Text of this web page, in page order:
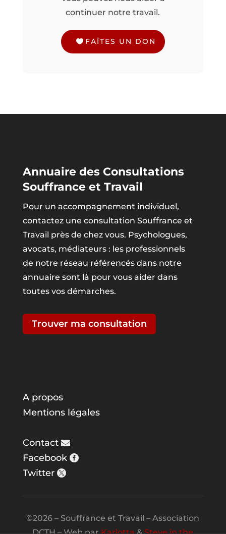
continuer notre travail.
FAÎTES UN DON
Annuaire des Consultations
Souffrance et Travail
Pour un accompagnement individuel,
contactez une consultation Souffrance et
Travail près de chez vous. Psychologues,
avocats, médiateurs : les professionnels
de notre réseau référencés dans notre
annuaire sont là pour vous aider dans
toutes vos démarches.
Trouver ma consultation
A propos
Mentions légales
Contact
Facebook
Twitter
©2026 – Souffrance et Travail – Association